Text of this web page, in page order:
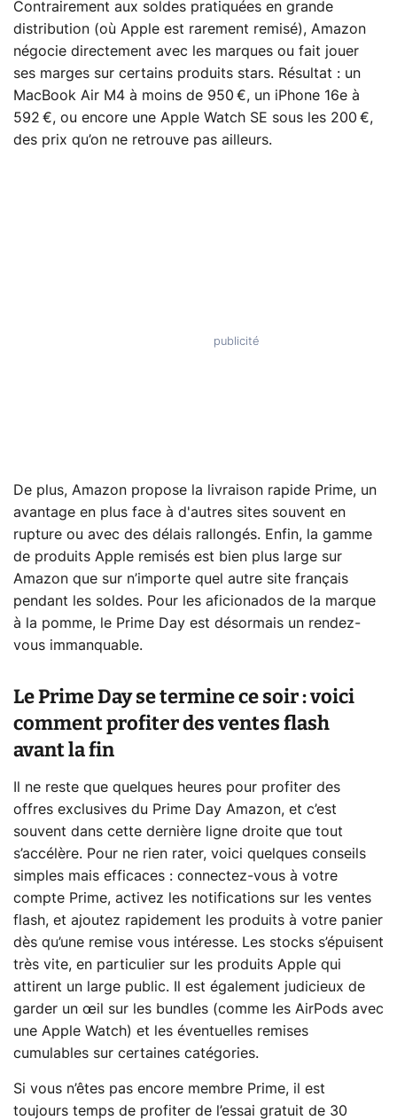
Contrairement aux soldes pratiquées en grande
distribution (où Apple est rarement remisé), Amazon
négocie directement avec les marques ou fait jouer
ses marges sur certains produits stars. Résultat : un
MacBook Air M4 à moins de 950 €, un iPhone 16e à
592 €, ou encore une Apple Watch SE sous les 200 €,
des prix qu’on ne retrouve pas ailleurs.
De plus, Amazon propose la livraison rapide Prime, un
avantage en plus face à d'autres sites souvent en
rupture ou avec des délais rallongés. Enfin, la gamme
de produits Apple remisés est bien plus large sur
Amazon que sur n’importe quel autre site français
pendant les soldes. Pour les aficionados de la marque
à la pomme, le Prime Day est désormais un rendez-
vous immanquable.
Le Prime Day se termine ce soir : voici
comment profiter des ventes flash
avant la fin
Il ne reste que quelques heures pour profiter des
offres exclusives du Prime Day Amazon, et c’est
souvent dans cette dernière ligne droite que tout
s’accélère. Pour ne rien rater, voici quelques conseils
simples mais efficaces : connectez-vous à votre
compte Prime, activez les notifications sur les ventes
flash, et ajoutez rapidement les produits à votre panier
dès qu’une remise vous intéresse. Les stocks s’épuisent
très vite, en particulier sur les produits Apple qui
attirent un large public. Il est également judicieux de
garder un œil sur les bundles (comme les AirPods avec
une Apple Watch) et les éventuelles remises
cumulables sur certaines catégories.
Si vous n’êtes pas encore membre Prime, il est
toujours temps de profiter de l’essai gratuit de 30